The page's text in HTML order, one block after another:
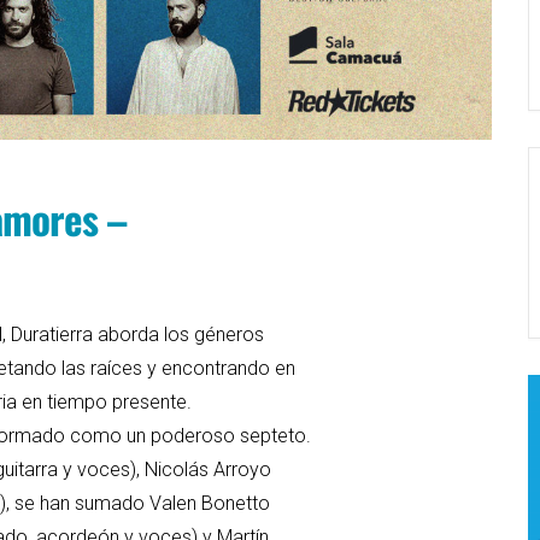
–
Duratierra aborda los géneros
las raíces y encontrando en
en tiempo presente.
como un poderoso septeto.
y voces), Nicolás Arroyo
se han sumado Valen Bonetto